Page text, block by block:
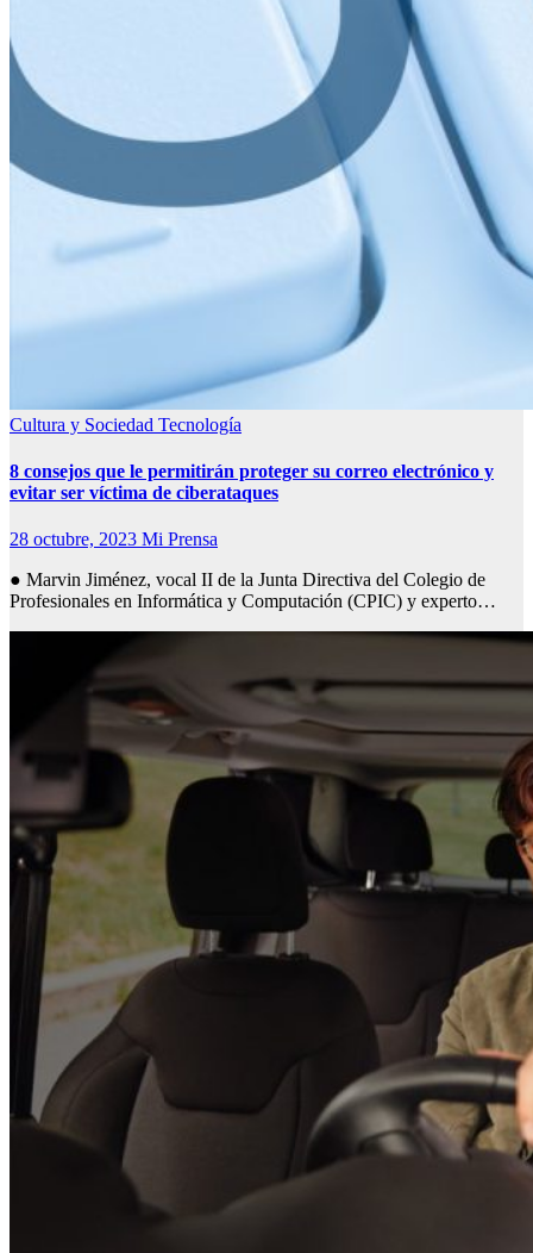
Cultura y Sociedad Tecnología
8 consejos que le permitirán proteger su correo electrónico y
evitar ser víctima de ciberataques
28 octubre, 2023 Mi Prensa
● Marvin Jiménez, vocal II de la Junta Directiva del Colegio de
Profesionales en Informática y Computación (CPIC) y experto…